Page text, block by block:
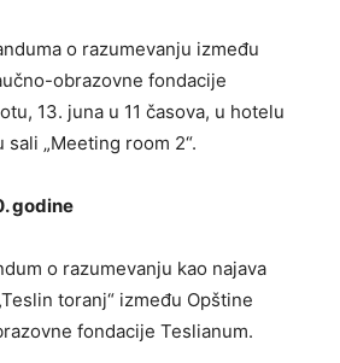
o razumevanju između
obrazovne fondacije
13. juna u 11 časova, u hotelu
„Meeting room 2“.
godine
o razumevanju kao najava
toranj“ između Opštine
fondacije Teslianum.